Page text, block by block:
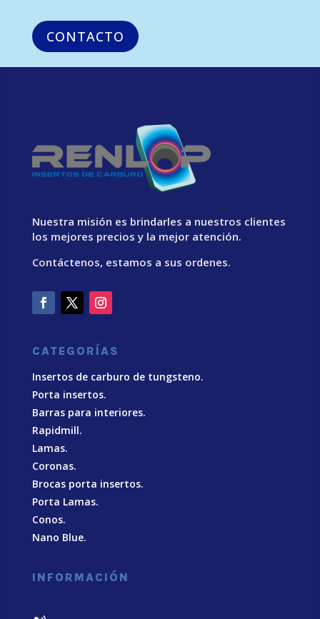
CONTACTO
Nuestra misión es brindarles a nuestros clientes
los mejores precios y la mejor atención.
Contáctenos, estamos a sus ordenes.
CATEGORÍAS
Insertos de carburo de tungsteno.
Porta insertos.
Barras para interiores.
Rapidmill.
Lamas.
Coronas.
Brocas porta insertos.
Porta Lamas.
Conos.
Nano Blue.
INFORMACIÓN